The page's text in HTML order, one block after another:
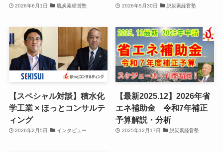
2026年6月1日 脱炭素経営塾 2026年5月30日 脱炭素経営塾
【スペシャル対談】積水化
学工業 × ほっとコンサルテ
ィング
2026年2月5日 インタビュー
【最新2025.12】2026年省
エネ補助金 令和7年補正
予算解説・分析
2025年12月17日 脱炭素経営塾